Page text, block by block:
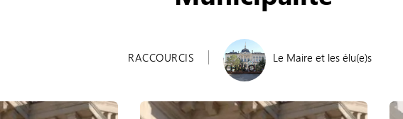
RACCOURCIS Le Maire et les élu(e)s